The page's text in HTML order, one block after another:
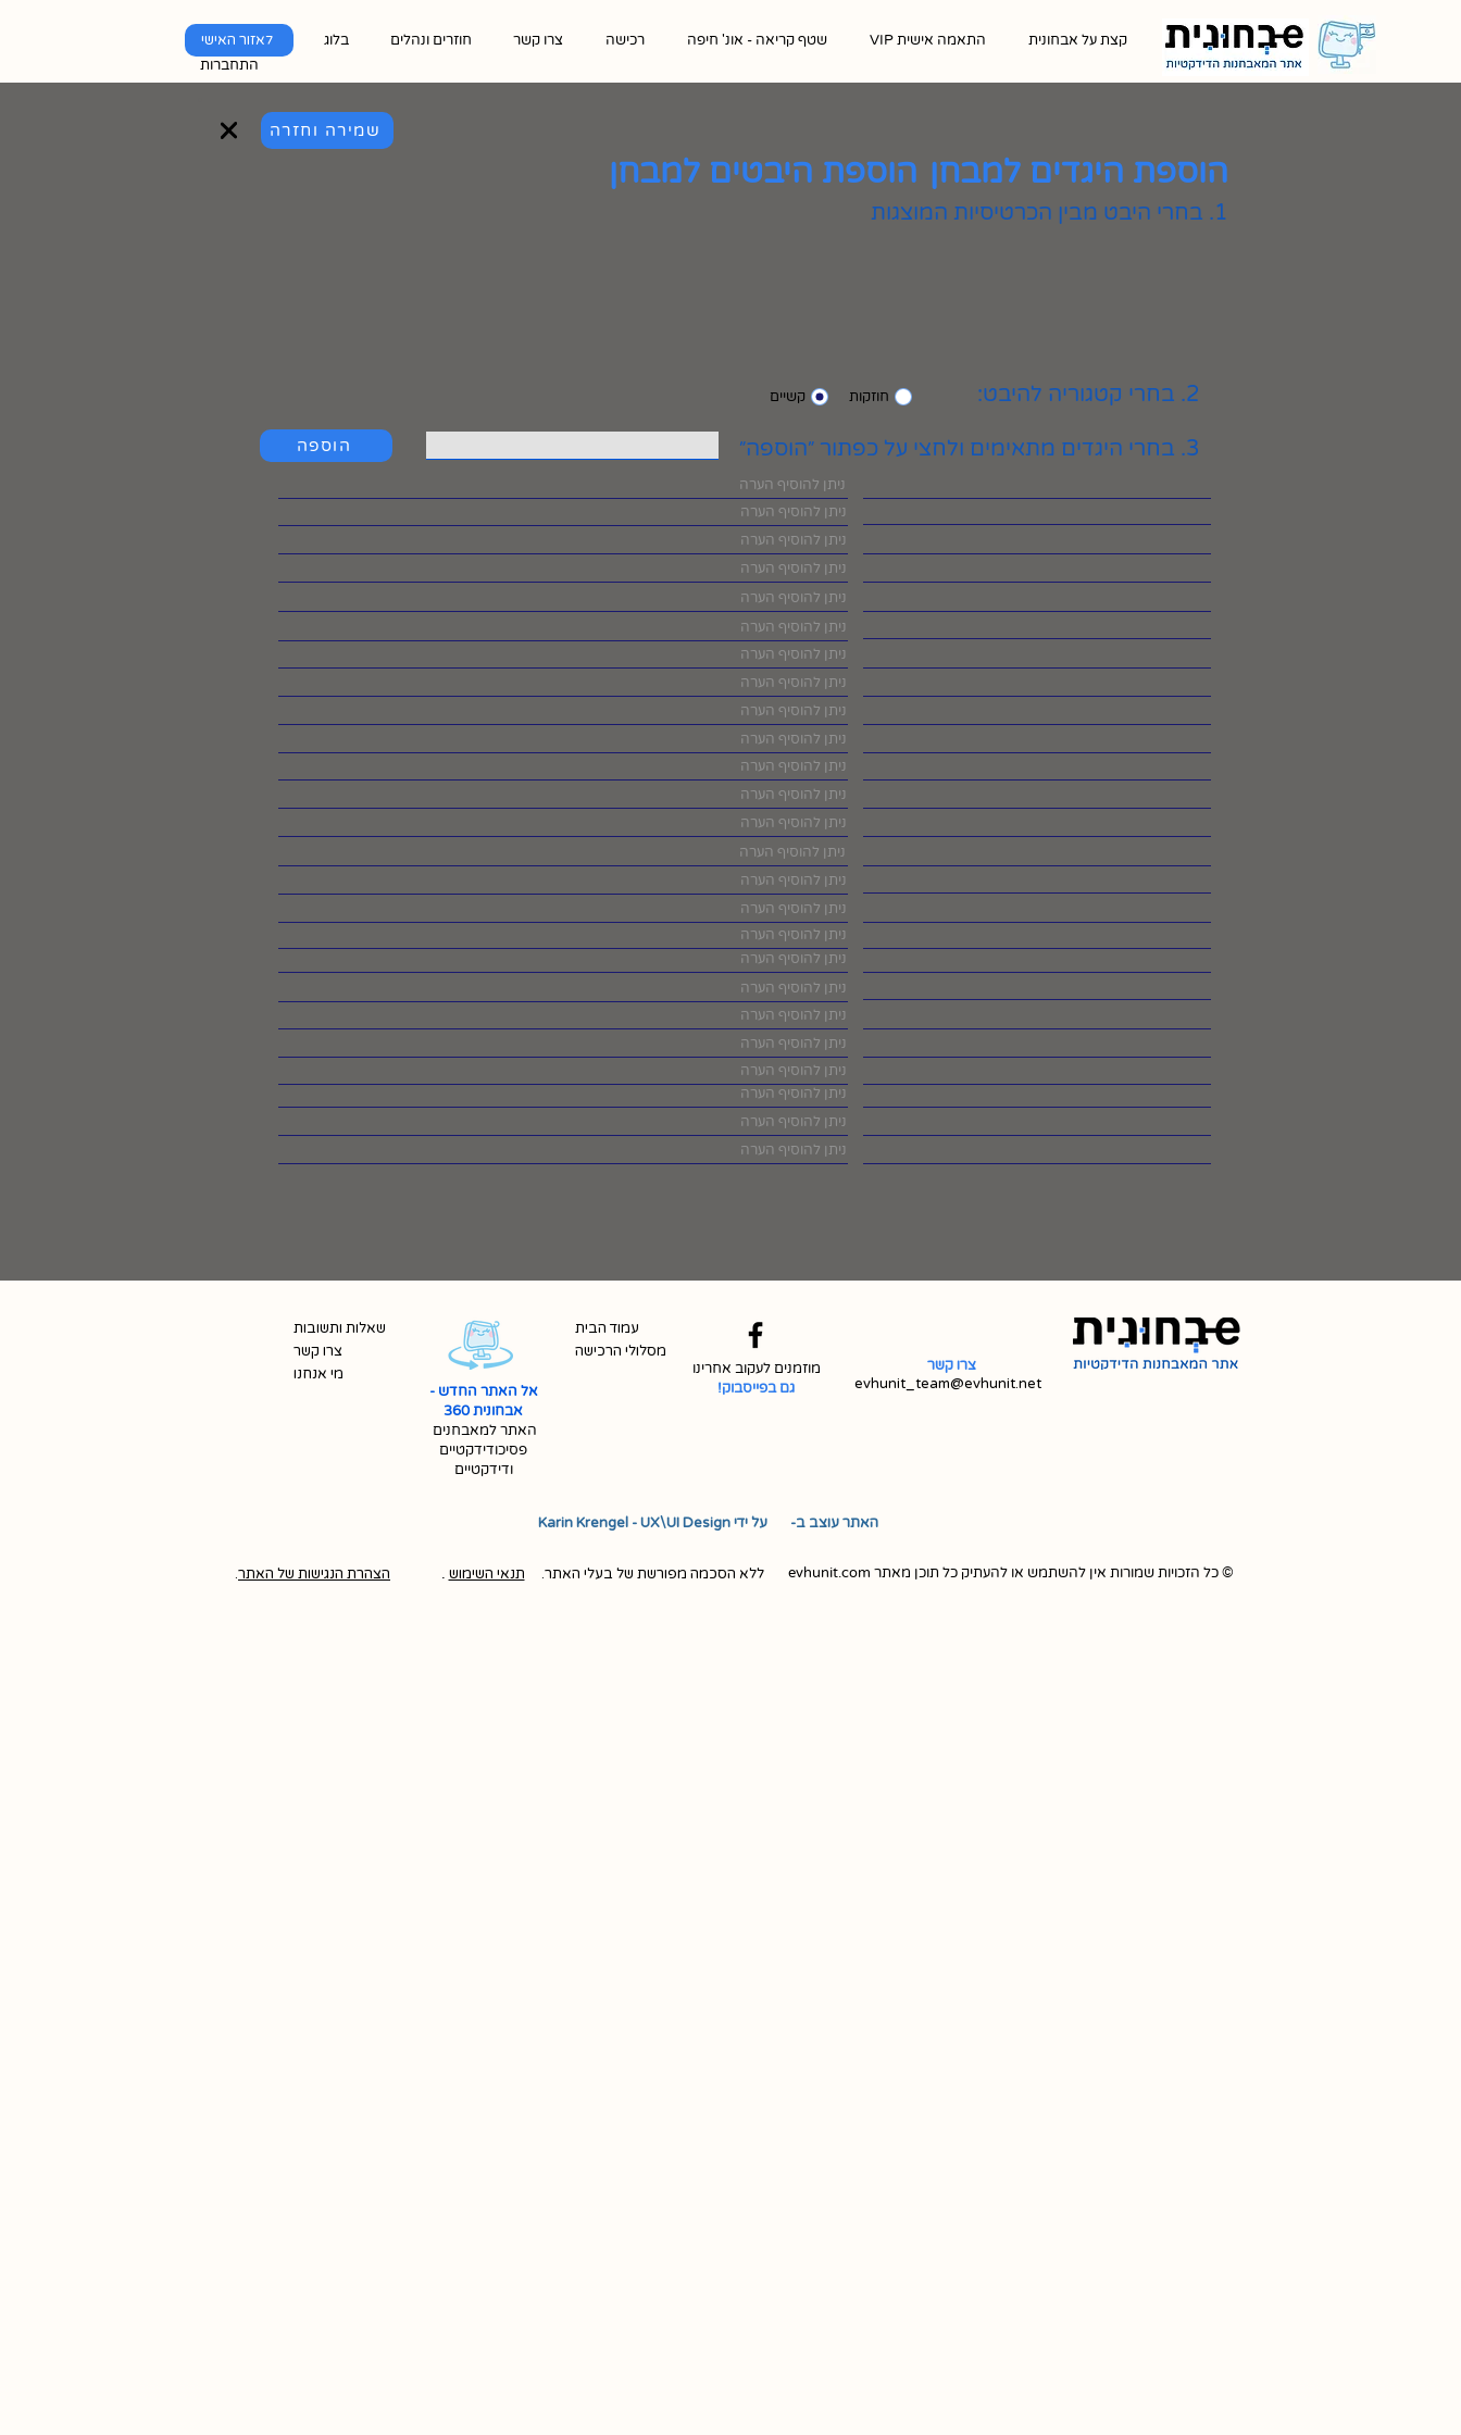
לאזור האישי
התחברות
קצת על אבחונית התאמה אישית VIP שטף קריאה - אונ' חיפה רכישה צרו קשר חוזרים ונהלים בלוג
שמירה וחזרה
הוספת היבטים למבחן הוספת היגדים למבחן
1. בחרי היבט מבין הכרטיסיות המוצגות
חוזקות קשיים 2. בחרי קטגוריה להיבט:
הוספה 3. בחרי היגדים מתאימים ולחצי על כפתור ״הוספה״
שאלות ותשובות
צרו קשר
מי אנחנו
עמוד הבית
מסלולי הרכישה
אל האתר החדש -
אבחונית 360
האתר למאבחנים
פסיכודידקטיים
ודידקטיים
מוזמנים לעקוב אחרינו
גם בפייסבוק!
צרו קשר
evhunit_team@evhunit.net
האתר עוצב ב- ​ ​ על ידי Karin Krengel - UX\UI Design
הצהרת הנגישות של האתר. ללא הסכמה מפורשת של בעלי האתר. תנאי השימוש . © כל הזכויות שמורות אין להשתמש או להעתיק כל תוכן מאתר evhunit.com